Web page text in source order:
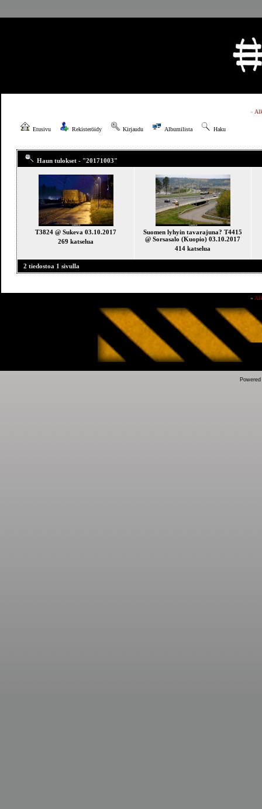
»
Etusivu Rekisteröidy Kirjaudu Albumilista Haku
Haun tulokset - "20171003"
T3824 @ Sukeva 03.10.2017
269 katselua
Suomen lyhyin tavarajuna? T4415
@ Sorsasalo (Kuopio) 03.10.2017
414 katselua
2 tiedostoa 1 sivulla
»